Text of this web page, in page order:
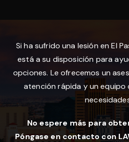
Si ha sufrido una lesión en El
está a su disposición para
opciones. Le ofrecemos un
atención rápida y un equipo
No espere más para
Póngase en contacto con